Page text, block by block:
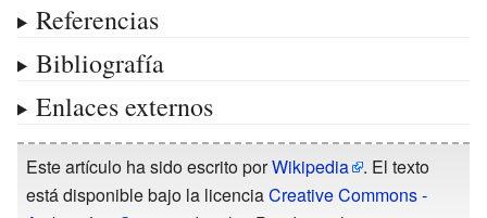
Referencias
Bibliografía
Enlaces externos
Este artículo ha sido escrito porWikipedia
. El texto
está disponible bajo la licenciaCreative Commons -